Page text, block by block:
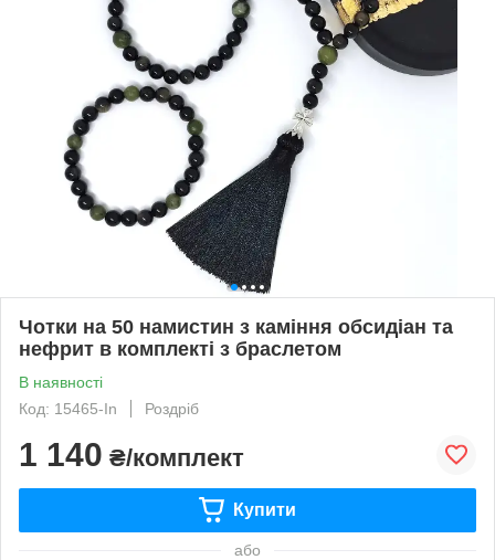
Чотки на 50 намистин з каміння обсидіан та
нефрит в комплекті з браслетом
В наявності
Код: 15465-In
Роздріб
1 140 ₴/комплект
Купити
або